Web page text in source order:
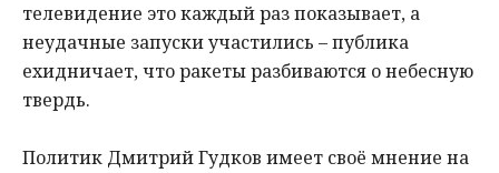
телевидение это каждый раз показывает, а
неудачные запуски участились – публика
ехидничает, что ракеты разбиваются о небесную
твердь.
Политик Дмитрий Гудков имеет своё мнение на